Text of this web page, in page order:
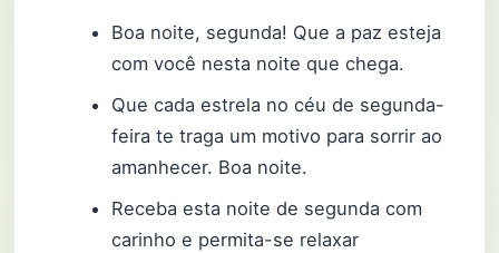
Boa noite, segunda! Que a paz esteja
com você nesta noite que chega.
Que cada estrela no céu de segunda-
feira te traga um motivo para sorrir ao
amanhecer. Boa noite.
Receba esta noite de segunda com
carinho e permita-se relaxar